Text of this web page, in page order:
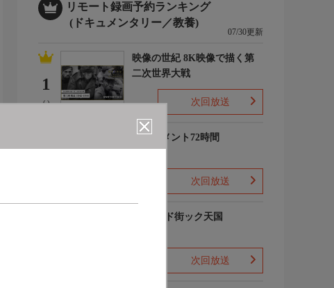
リモート録画予約ランキング
(ドキュメンタリー／教養)
07/30更新
1
(-)
映像の世紀 8K映像で描く第
二次世界大戦
次回放送
ドキュメント72時間
次回放送
出没!アド街ック天国
次回放送